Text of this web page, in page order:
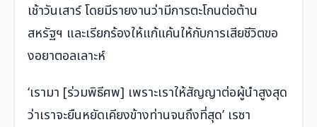
เช้าวันเสาร์ โดยมีรายงานว่ามีการตะโกนต่อต้าน
สหรัฐฯ และเรียกร้องให้แก้แค้นให้กับการเสียชีวิตขอ
งอยาตอลเลาะห์
‘เรามา [ร่วมพิธีศพ] เพราะเราให้สัญญาต่อผู้นำสูงสุด
ว่าเราจะยืนหยัดเคียงข้างท่านจนถึงที่สุด’ เรซา